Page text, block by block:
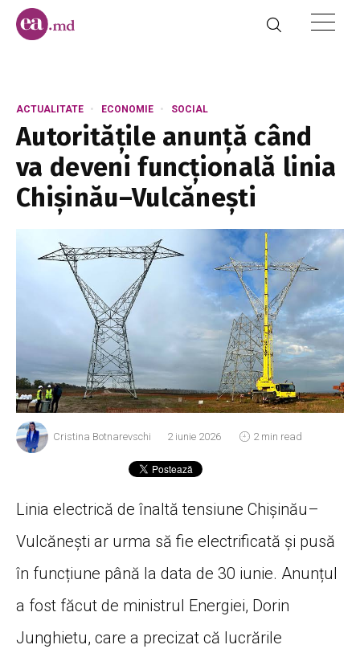
ACTUALITATE ECONOMIE SOCIAL
Autoritățile anunță când
va deveni funcțională linia
Chișinău–Vulcănești
Cristina Botnarevschi 2 iunie 2026 2 min read
Linia electrică de înaltă tensiune Chișinău–
Vulcănești ar urma să fie electrificată și pusă
în funcțiune până la data de 30 iunie. Anunțul
a fost făcut de ministrul Energiei, Dorin
Junghietu, care a precizat că lucrările